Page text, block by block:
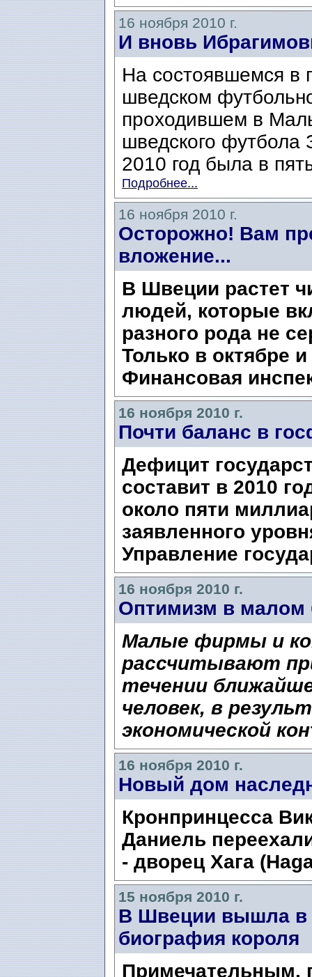
16 ноября 2010 г.
И вновь
На состоявшемся в
шведском
проходившем в
шведского футбола
2010 год была в
Подробнее...
16 ноября 2010 г.
Осторожно! Вам
вложение...
В Швеции растет
людей, которые
разного рода не
Только в октябре
Финансовая
16 ноября 2010 г.
Почти баланс в
Дефицит
составит в 2010
около пяти
заявленного
Управление
16 ноября 2010 г.
Оптимизм в малом
Малые фирмы и
рассчитывают
течении
человек, в
экономической
16 ноября 2010 г.
Новый дом
Кронпринцесса
Даниель
- дворец Хага
15 ноября 2010 г.
В Швеции вышла в
биография короля
Примечательным,